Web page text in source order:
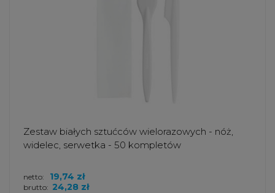
Zestaw białych sztućców wielorazowych - nóż,
widelec, serwetka - 50 kompletów
brutto: 24,28 zł
netto: 19,74 zł